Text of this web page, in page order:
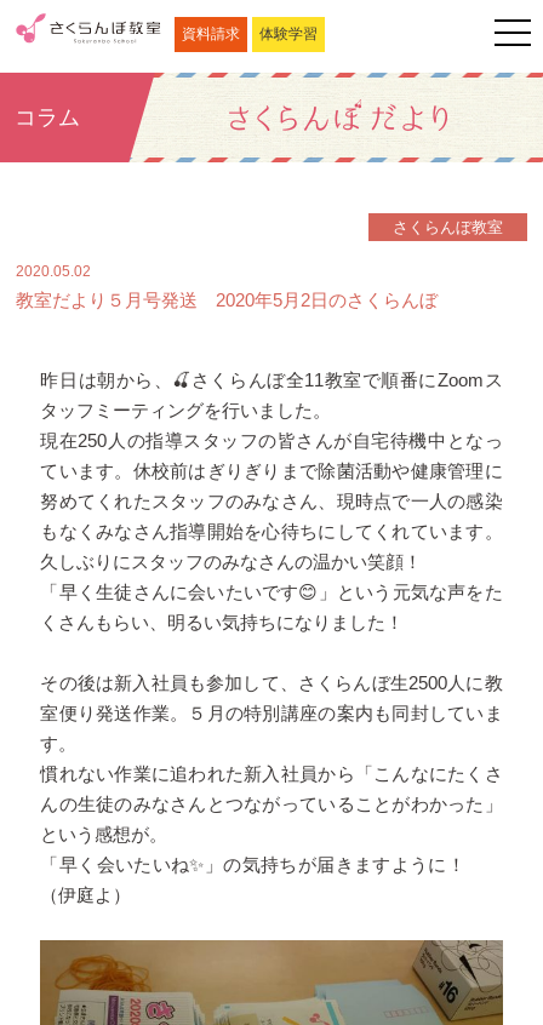
資料請求 体験学習
コラム
さくらんぼ教室
2020.05.02
教室だより５月号発送 2020年5月2日のさくらんぼ
昨日は朝から、 🍒 さくらんぼ全11教室で順番にZoomス
タッフミーティングを行いました。
現在250人の指導スタッフの皆さんが自宅待機中となっ
ています。休校前はぎりぎりまで除菌活動や健康管理に
努めてくれたスタッフのみなさん、現時点で一人の感染
もなくみなさん指導開始を心待ちにしてくれています。
久しぶりにスタッフのみなさんの温かい笑顔！
「早く生徒さんに会いたいです😊 」という元気な声をた
くさんもらい、明るい気持ちになりました！
その後は新入社員も参加して、さくらんぼ生2500人に教
室便り発送作業。５月の特別講座の案内も同封していま
す。
慣れない作業に追われた新入社員から「こんなにたくさ
んの生徒のみなさんとつながっていることがわかった」
という感想が。
「早く会いたいね✨ 」の気持ちが届きますように！
（伊庭よ）